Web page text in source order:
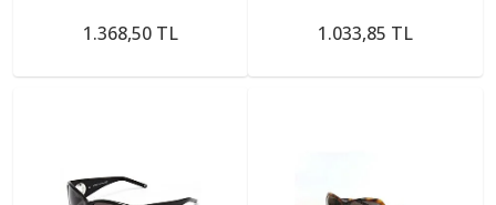
1.368,50 TL 1.033,85 TL